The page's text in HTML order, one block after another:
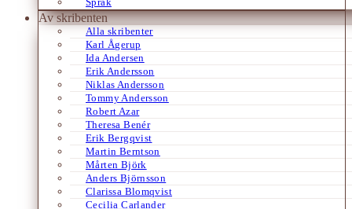
Av skribenten
Alla skribenter
Karl Ågerup
Ida Andersen
Erik Andersson
Niklas Andersson
Tommy Andersson
Robert Azar
Theresa Benér
Erik Bergqvist
Martin Berntson
Mårten Björk
Anders Björnsson
Clarissa Blomqvist
Cecilia Carlander